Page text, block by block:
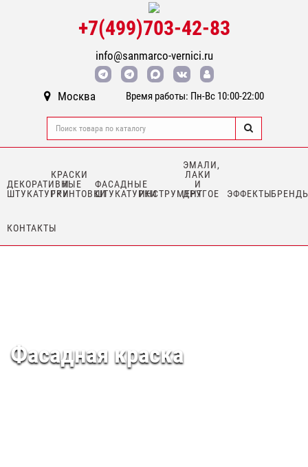
+7(499)703-42-83
info@sanmarco-vernici.ru
Москва Время работы: Пн-Вс 10:00-22:00
ДЕКОРАТИВНЫЕ
ШТУКАТУРКИ
КРАСКИ
И
ГРУНТОВКИ
ФАСАДНЫЕ
ШТУКАТУРКИИНСТРУМЕНТ
ЭМАЛИ,
ЛАКИ
И
ДРУГОЕ
ЭФФЕКТЫ
КОНТАКТЫ
Фасадная краска